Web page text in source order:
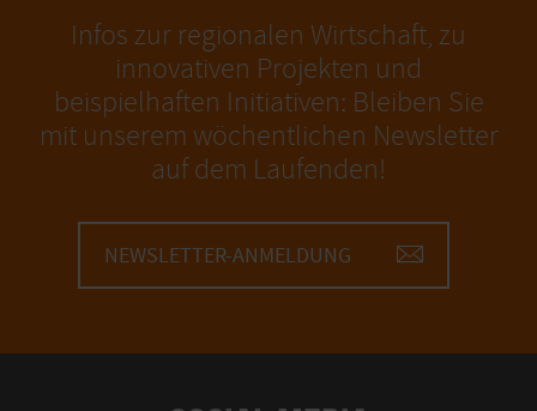
Infos zur regionalen Wirtschaft, zu
innovativen Projekten und
beispielhaften Initiativen: Bleiben Sie
mit unserem wöchentlichen Newsletter
auf dem Laufenden!
NEWSLETTER-ANMELDUNG